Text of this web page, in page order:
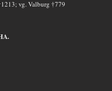
vg. Valburg †779